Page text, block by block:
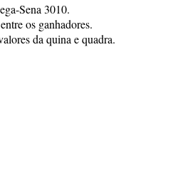
Sena 3010.
os ganhadores.
da quina e quadra.